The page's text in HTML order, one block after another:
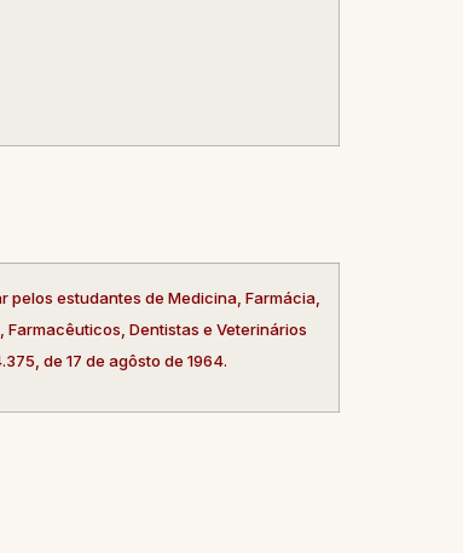
pelos estudantes de Medicina, Farmácia,
Dentistas e Veterinários
de 17 de agôsto de 1964.